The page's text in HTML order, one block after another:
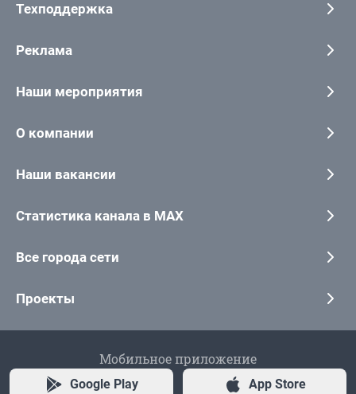
Техподдержка
Реклама
Наши мероприятия
О компании
Наши вакансии
Статистика канала в MAX
Все города сети
Проекты
Мобильное приложение
Google Play App Store